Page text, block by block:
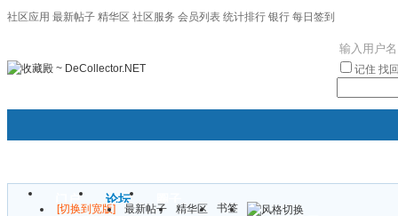
社区应用 最新帖子 精华区 社区服务 会员列表 统计排行 银行 每日签到
记住 找
门户 论坛
[切换到宽版] 最新帖子 精华区
书签